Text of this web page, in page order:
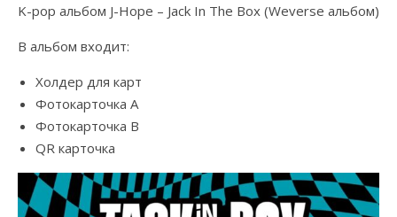
K-pop альбом J-Hope – Jack In The Box (Weverse альбом)
В альбом входит:
Холдер для карт
Фотокарточка A
Фотокарточка В
QR карточка